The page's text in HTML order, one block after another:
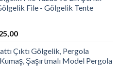
₺12.480,00.
File - Gölgelik Tente
Şu
fiyat:
₺4.725,00.
Çıktı Gölgelik, Pergola
Şaşırtmalı Model Pergola